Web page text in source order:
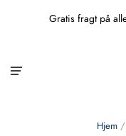
Gratis fragt på
Hjem /